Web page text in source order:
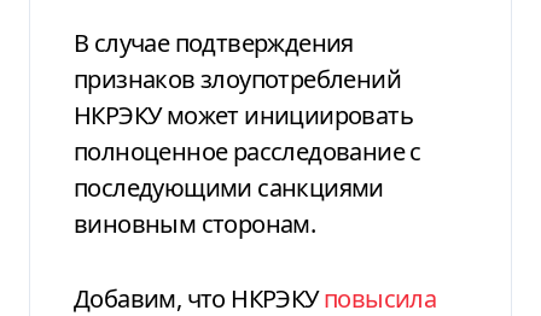
В случае подтверждения
признаков злоупотреблений
НКРЭКУ может инициировать
полноценное расследование с
последующими санкциями
виновным сторонам.
Добавим, что НКРЭКУповысила